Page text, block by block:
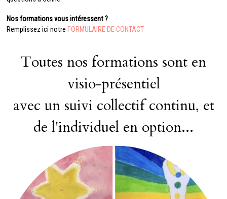
Nos formations vous intéressent ?
Remplissez ici notre FORMULAIRE DE CONTACT
Toutes nos formations sont en
visio-présentiel
avec un suivi collectif continu, et
de l'individuel en option...